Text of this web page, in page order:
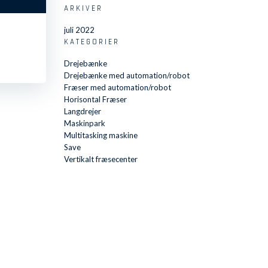
ARKIVER
juli 2022
KATEGORIER
Drejebænke
Drejebænke med automation/robot
Fræser med automation/robot
Horisontal Fræser
Langdrejer
Maskinpark
Multitasking maskine
Save
Vertikalt fræsecenter